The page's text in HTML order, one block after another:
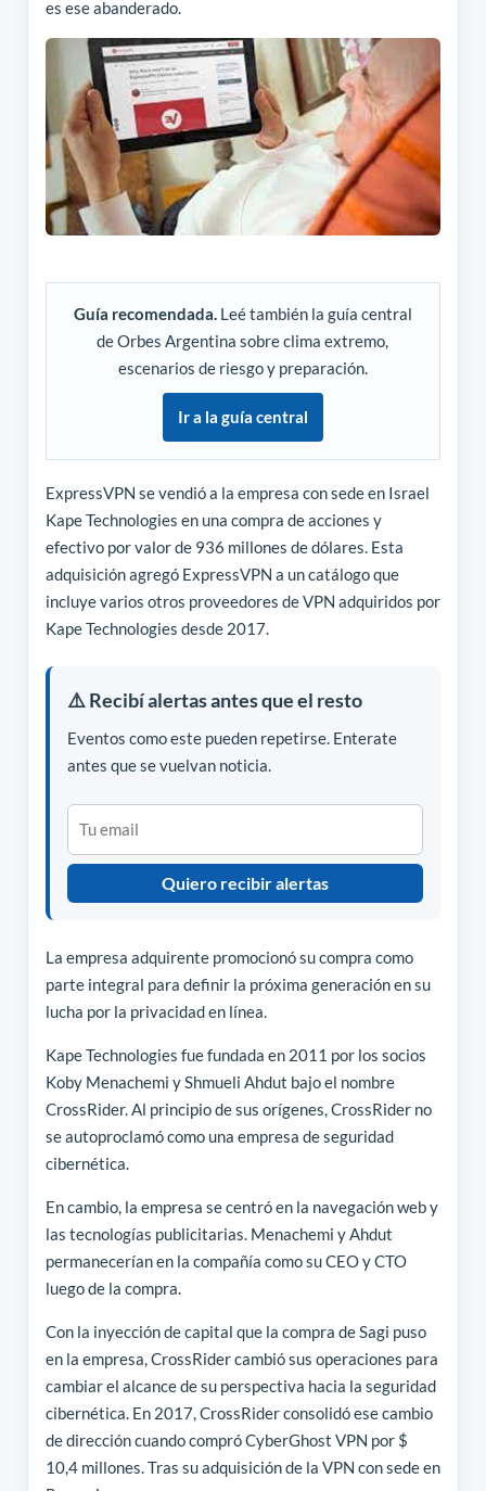
es ese abanderado.
Guía recomendada.Leé también la guía central
de Orbes Argentina sobre clima extremo,
escenarios de riesgo y preparación.
Ir a la guía central
ExpressVPN se vendió a la empresa con sede en Israel
Kape Technologies en una compra de acciones y
efectivo por valor de 936 millones de dólares. Esta
adquisición agregó ExpressVPN a un catálogo que
incluye varios otros proveedores de VPN adquiridos por
Kape Technologies desde 2017.
⚠️ Recibí alertas antes que el resto
Eventos como este pueden repetirse. Enterate
antes que se vuelvan noticia.
Quiero recibir alertas
La empresa adquirente promocionó su compra como
parte integral para definir la próxima generación en su
lucha por la privacidad en línea.
Kape Technologies fue fundada en 2011 por los socios
Koby Menachemi y Shmueli Ahdut bajo el nombre
CrossRider. Al principio de sus orígenes, CrossRider no
se autoproclamó como una empresa de seguridad
cibernética.
En cambio, la empresa se centró en la navegación web y
las tecnologías publicitarias. Menachemi y Ahdut
permanecerían en la compañía como su CEO y CTO
luego de la compra.
Con la inyección de capital que la compra de Sagi puso
en la empresa, CrossRider cambió sus operaciones para
cambiar el alcance de su perspectiva hacia la seguridad
cibernética. En 2017, CrossRider consolidó ese cambio
de dirección cuando compró CyberGhost VPN por $
10,4 millones. Tras su adquisición de la VPN con sede en